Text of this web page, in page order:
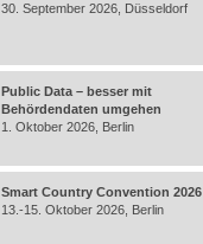
30. September 2026, Düsseldorf
Public Data – besser mit
Behördendaten umgehen
1. Oktober 2026, Berlin
Smart Country Convention 2026
13.-15. Oktober 2026, Berlin